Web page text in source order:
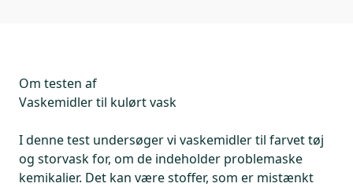
Om testen af
Vaskemidler til kulørt vask
I denne test undersøger vi vaskemidler til farvet tøj
og storvask for, om de indeholder problemaske
kemikalier. Det kan være stoffer, som er mistænkt